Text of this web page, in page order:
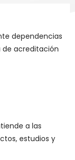
dependencias
acreditación
a las
estudios y